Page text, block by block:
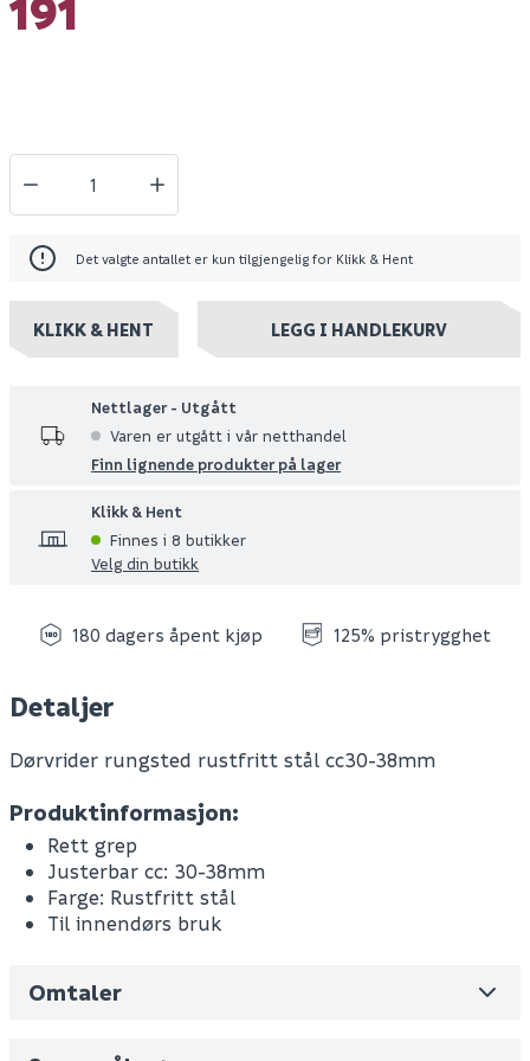
191
Det valgte antallet er kun tilgjengelig for Klikk & Hent
KLIKK & HENT LEGG I HANDLEKURV
Nettlager - Utgått
Varen er utgått i vår netthandel
Finn lignende produkter på lager
Klikk & Hent
Finnes i 8 butikker
Velg din butikk
180 dagers åpent kjøp 125% pristrygghet
Detaljer
Dørvrider rungsted rustfritt stål cc30-38mm
Produktinformasjon:
Rett grep
Justerbar cc: 30-38mm
Farge: Rustfritt stål
Til innendørs bruk
Omtaler
Leverandørens varenummer 159683